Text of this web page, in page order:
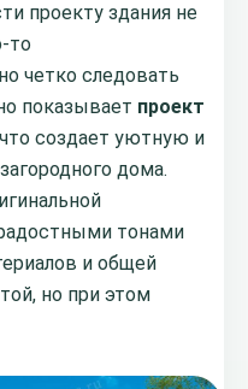
проекту здания не
то
четко следовать
показывает проект
создает уютную и
дома.
тонами
и общей
но при этом